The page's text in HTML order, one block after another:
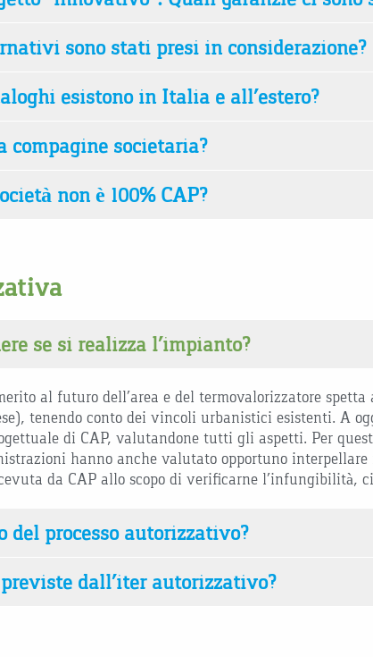
sono stati presi in considerazione?
esistono in Italia e all’estero?
compagine societaria?
non è 100% CAP?
se si realizza l’impianto?
al futuro dell’area e del termovalorizzatore
tenendo conto dei vincoli urbanistici esistenti. A
di CAP, valutandone tutti gli aspetti. Per
hanno anche valutato opportuno
da CAP allo scopo di verificarne l’infungibilità,
del processo autorizzativo?
dall’iter autorizzativo?